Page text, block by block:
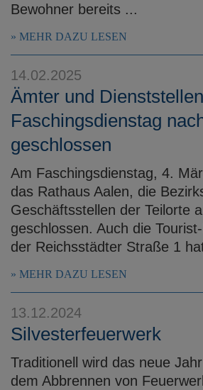
Bewohner bereits ...
MEHR DAZU LESEN
14.02.2025
Ämter und
Faschingsdienstag
geschlossen
Am Faschingsdienstag, 4.
das Rathaus Aalen, die
Geschäftsstellen der Teilorte
geschlossen. Auch die
der Reichsstädter Straße 1
MEHR DAZU LESEN
13.12.2024
Silvesterfeuerwerk
Traditionell wird das neue
dem Abbrennen von